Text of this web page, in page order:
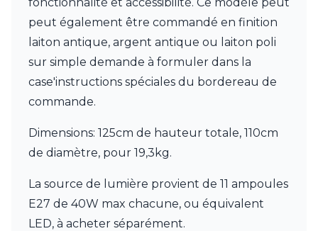
peut également être commandé en finition
laiton antique, argent antique ou laiton poli
sur simple demande à formuler dans la
case'instructions spéciales du bordereau de
commande.
Dimensions: 125cm de hauteur totale, 110cm
de diamètre, pour 19,3kg.
La source de lumière provient de 11 ampoules
E27 de 40W max chacune, ou équivalent
LED, à acheter séparément.